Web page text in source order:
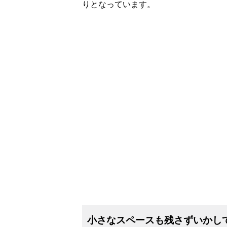
りとなっています。
小さなスペースも残さずいかし